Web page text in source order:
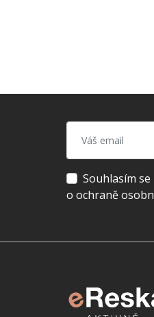
Souhlasím
o ochraně